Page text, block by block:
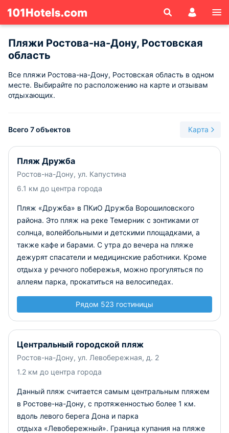
Пляжи Ростова-на-Дону, Ростовская
область
Все пляжи Ростова-на-Дону, Ростовская область в одном
месте. Выбирайте по расположению на карте и отзывам
отдыхающих.
Всего 7 объектов Карта
Пляж Дружба
Ростов-на-Дону, ул. Капустина
6.1 км до центра города
Пляж «Дружба» в ПКиО Дружба Ворошиловского
района. Это пляж на реке Темерник с зонтиками от
солнца, волейбольными и детскими площадками, а
также кафе и барами. С утра до вечера на пляже
дежурят спасатели и медицинские работники. Кроме
отдыха у речного побережья, можно прогуляться по
аллеям парка, прокатиться на велосипедах.
Рядом 523 гостиницы
Центральный городской пляж
Ростов-на-Дону, ул. Левобережная, д. 2
1.2 км до центра города
Данный пляж считается самым центральным пляжем
в Ростове-на-Дону, с протяженностью более 1 км.
вдоль левого берега Дона и парка
отдыха «Левобережный». Граница купания на пляже